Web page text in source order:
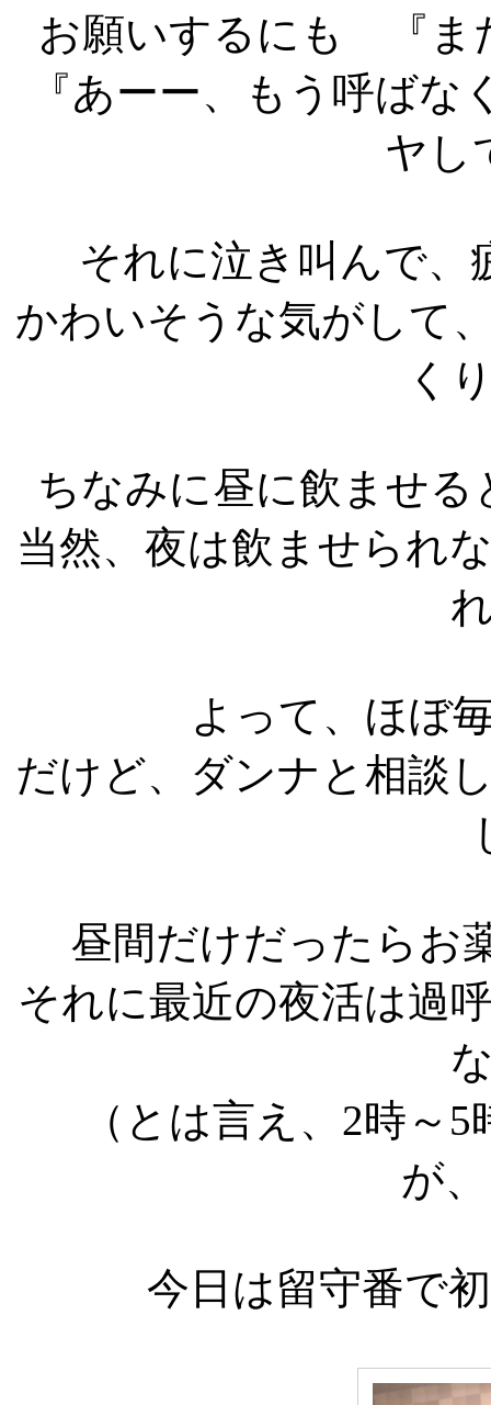
お願いするにも 『ま
『あーー、もう呼ば
ヤし
それに泣き叫んで
かわいそうな気がして
く
ちなみに昼に飲ませ
当然、夜は飲ませられ
よって、ほぼ
だけど、ダンナと相談
昼間だけだったらお
それに最近の夜活は過
（とは言え、2時～
が
今日は留守番で